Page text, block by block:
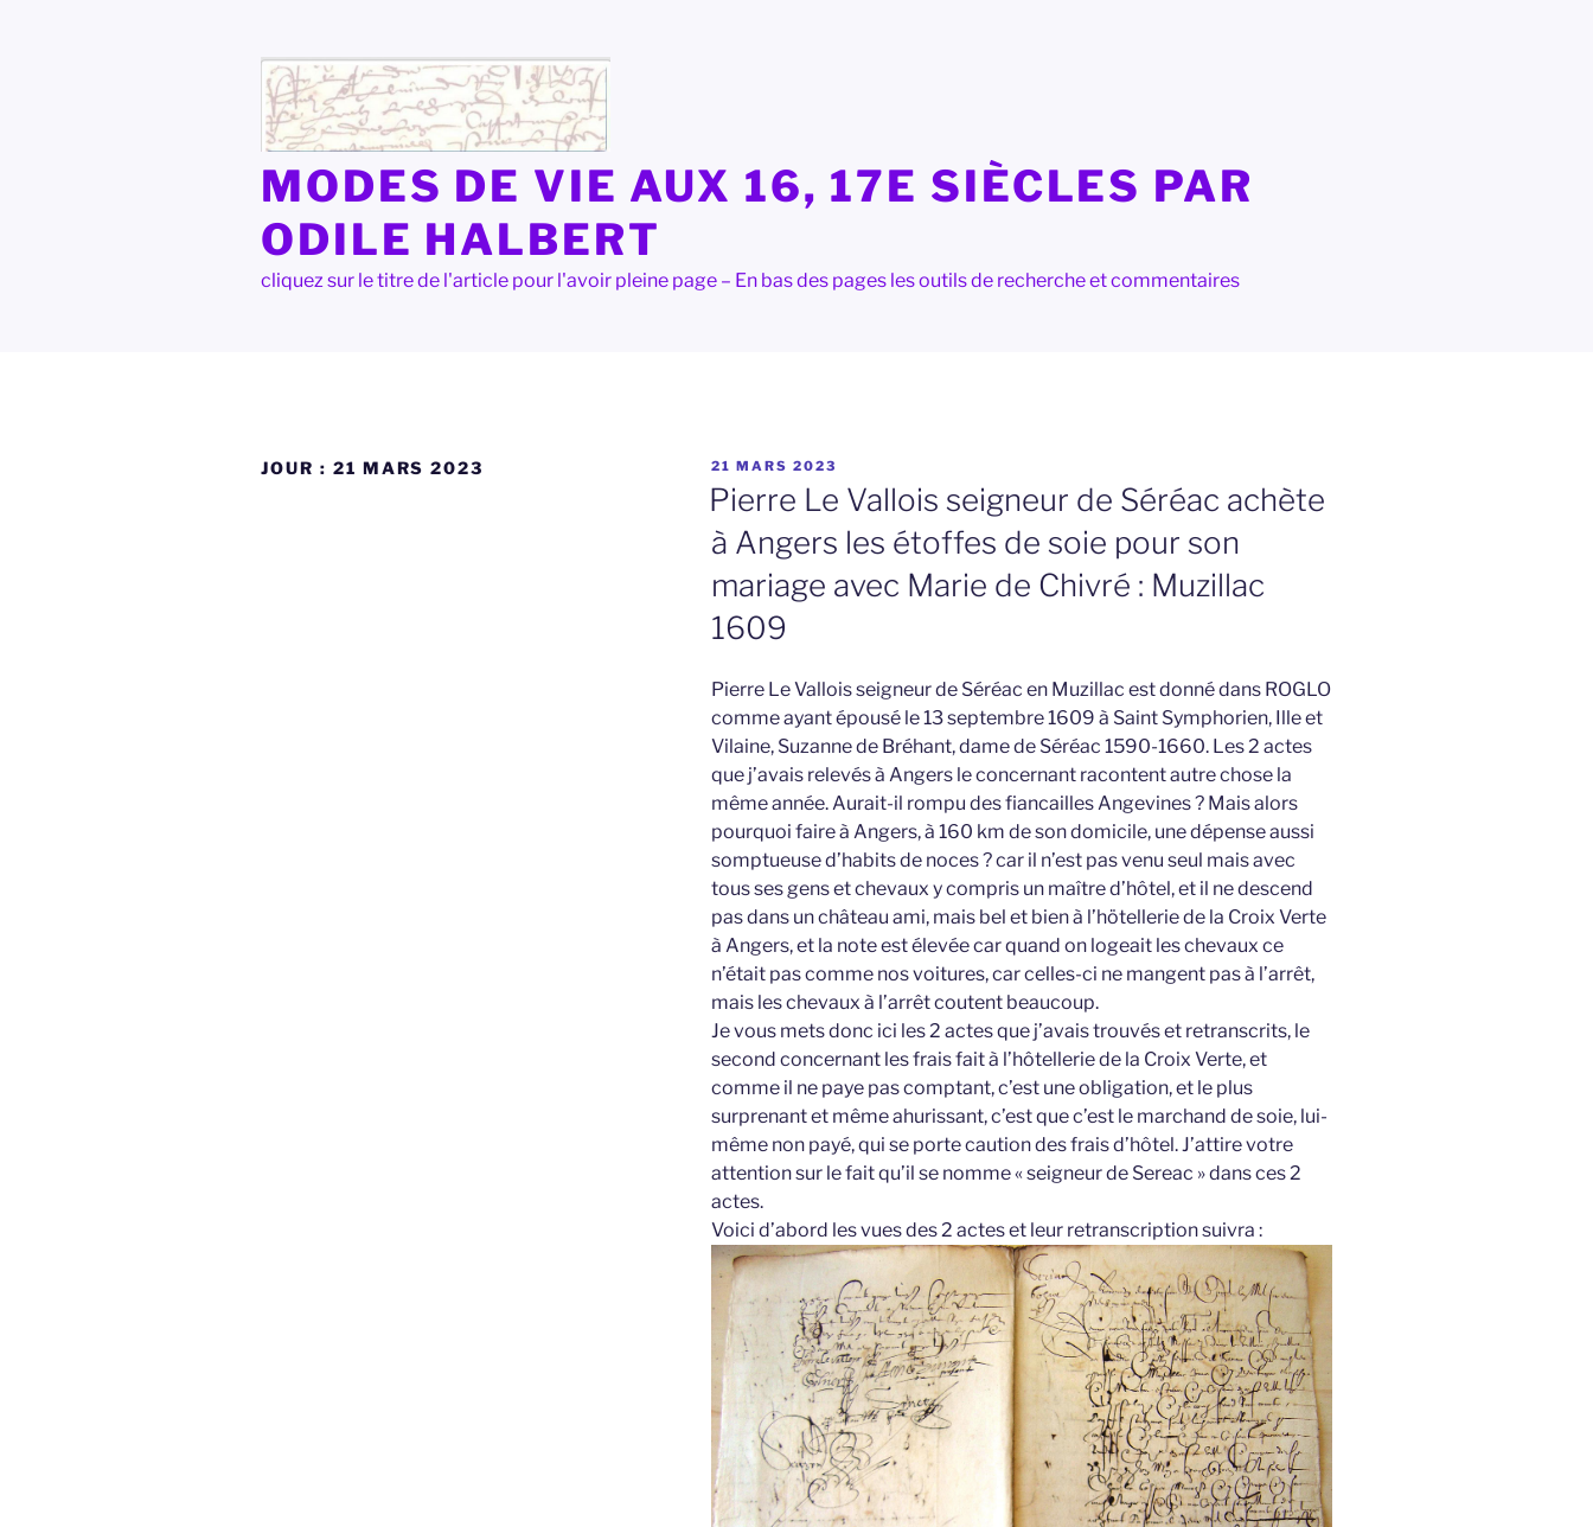
MODES DE VIE AUX 16, 17E SIÈCLES PAR
ODILE HALBERT
cliquez sur le titre de l'article pour l'avoir pleine page – En bas des pages les outils de recherche et commentaires
JOUR : 21 MARS 2023
PUBLIÉ
LE
21 MARS 2023
Pierre Le Vallois seigneur de Séréac achète
à Angers les étoffes de soie pour son
mariage avec Marie de Chivré : Muzillac
1609
Pierre Le Vallois seigneur de Séréac en Muzillac est donné dans ROGLO
comme ayant épousé le 13 septembre 1609 à Saint Symphorien, Ille et
Vilaine, Suzanne de Bréhant, dame de Séréac 1590-1660. Les 2 actes
que j’avais relevés à Angers le concernant racontent autre chose la
même année. Aurait-il rompu des fiancailles Angevines ? Mais alors
pourquoi faire à Angers, à 160 km de son domicile, une dépense aussi
somptueuse d’habits de noces ? car il n’est pas venu seul mais avec
tous ses gens et chevaux y compris un maître d’hôtel, et il ne descend
pas dans un château ami, mais bel et bien à l’hötellerie de la Croix Verte
à Angers, et la note est élevée car quand on logeait les chevaux ce
n’était pas comme nos voitures, car celles-ci ne mangent pas à l’arrêt,
mais les chevaux à l’arrêt coutent beaucoup.
Je vous mets donc ici les 2 actes que j’avais trouvés et retranscrits, le
second concernant les frais fait à l’hôtellerie de la Croix Verte, et
comme il ne paye pas comptant, c’est une obligation, et le plus
surprenant et même ahurissant, c’est que c’est le marchand de soie, lui-
même non payé, qui se porte caution des frais d’hôtel. J’attire votre
attention sur le fait qu’il se nomme « seigneur de Sereac » dans ces 2
actes.
Voici d’abord les vues des 2 actes et leur retranscription suivra :